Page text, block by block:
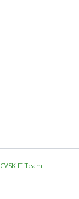
CVSK IT Team